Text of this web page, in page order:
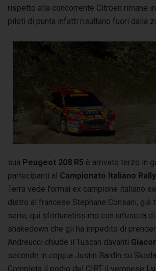
rispetto alla concorrente Citroen rimane
piloti di punta infatti risultano fuori dalla
sua Peugeot 208 R5 è arrivato terzo in
partecipanti al Campionato Italiano
Terra vede l’ormai ex campione italiano
dietro al francese Stephane Consani, già
serie, qui sfortunatissimo con un’uscita
shakedown che gli ha impedito di
Andreucci chiude il Tuscan davanti
secondo in coppia Justin Bardin su Skoda
Completa il podio del CIRT il veronese